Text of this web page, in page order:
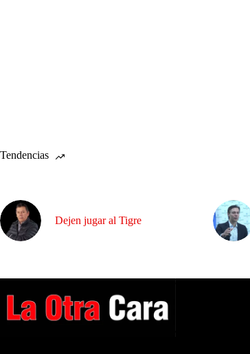
Tendencias
Dejen jugar al Tigre